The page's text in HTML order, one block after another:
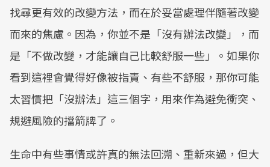
找尋更有效的改變方法，而在於妥當處理伴隨著改變
而來的焦慮。因為，你並不是「沒有辦法改變」，而
是「不做改變，才能讓自己比較舒服一些」。如果你
看到這裡會覺得好像被指責、有些不舒服，那你可能
太習慣把「沒辦法」這三個字，用來作為避免衝突、
規避風險的擋箭牌了。
生命中有些事情或許真的無法回溯、重新來過，但大